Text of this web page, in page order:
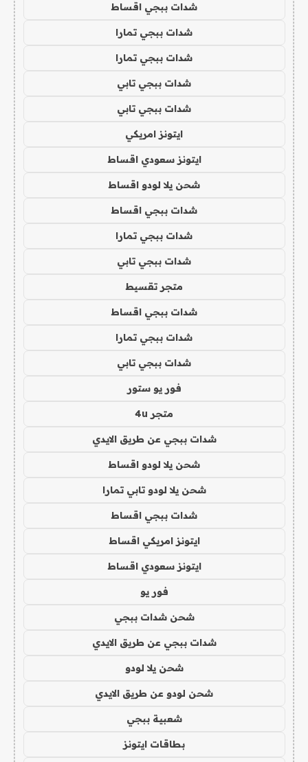
شدات ببجي اقساط
شدات ببجي تمارا
شدات ببجي تمارا
شدات ببجي تابي
شدات ببجي تابي
ايتونز امريكي
ايتونز سعودي اقساط
شحن يلا لودو اقساط
شدات ببجي اقساط
شدات ببجي تمارا
شدات ببجي تابي
متجر تقسيط
شدات ببجي اقساط
شدات ببجي تمارا
شدات ببجي تابي
فور يو ستور
متجر 4u
شدات ببجي عن طريق الايدي
شحن يلا لودو اقساط
شحن يلا لودو تابي تمارا
شدات ببجي اقساط
ايتونز امريكي اقساط
ايتونز سعودي اقساط
فور يو
شحن شدات ببجي
شدات ببجي عن طريق الايدي
شحن يلا لودو
شحن لودو عن طريق الايدي
شعبية ببجي
بطاقات ايتونز